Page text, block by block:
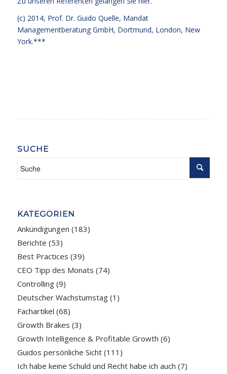
(c) 2014, Prof. Dr. Guido Quelle, Mandat
Managementberatung GmbH, Dortmund, London, New
York.***
SUCHE
KATEGORIEN
Ankündigungen (183)
Berichte (53)
Best Practices (39)
CEO Tipp des Monats (74)
Controlling(9)
Deutscher Wachstumstag(1)
Fachartikel (68)
Growth Brakes (3)
Growth Intelligence & Profitable Growth (6)
Guidos persönliche Sicht(111)
Ich habe keine Schuld und Recht habe ich auch (7)